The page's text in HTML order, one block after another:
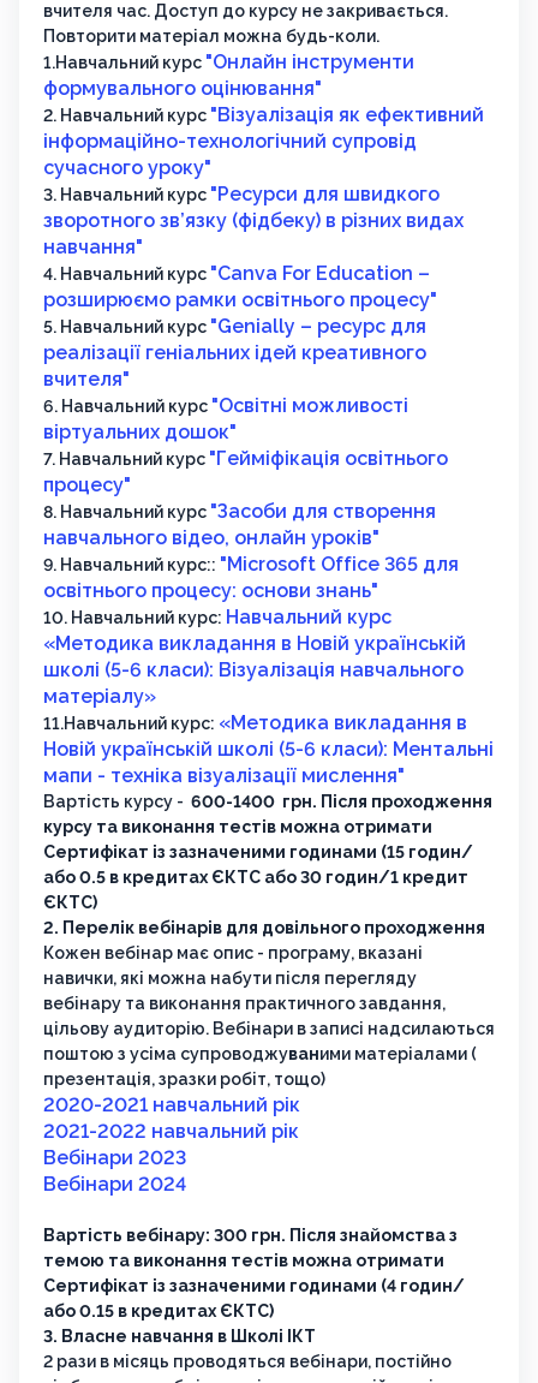
вчителя час. Доступ до курсу не закривається.
Повторити матеріал можна будь-коли.
1.Навчальний курс "Онлайн інструменти
формувального оцінювання"
2. Навчальний курс "Візуалізація як ефективний
інформаційно-технологічний супровід
сучасного уроку"
3. Навчальний курс "Ресурси для швидкого
зворотного зв’язку (фідбеку) в різних видах
навчання"
4. Навчальний курс "Canva For Education –
розширюємо рамки освітнього процесу"
5. Навчальний курс "Genially – ресурс для
реалізації геніальних ідей креативного
вчителя"
6. Навчальний курс "Освітні можливості
віртуальних дошок"
7. Навчальний курс "Гейміфікація освітнього
процесу"
8. Навчальний курс "Засоби для створення
навчального відео, онлайн уроків"
9. Навчальний курс:: "Microsoft Office 365 для
освітнього процесу: основи знань"
10. Навчальний курс: Навчальний курс
«Методика викладання в Новій українській
школі (5-6 класи): Візуалізація навчального
матеріалу»
11.Навчальний курс: «Методика викладання в
Новій українській школі (5-6 класи): Ментальні
мапи - техніка візуалізації мислення"
Вартість курсу - 600-1400 грн. Після проходження
курсу та виконання тестів можна отримати
Сертифікат із зазначеними годинами (15 годин/
або 0.5 в кредитах ЄКТС або 30 годин/1 кредит
ЄКТС)
2. Перелік вебінарів для довільного проходження
Кожен вебінар має опис - програму, вказані
навички, які можна набути після перегляду
вебінару та виконання практичного завдання,
цільову аудиторію. Вебінари в записі надсилаються
поштою з усіма супроводжуваними матеріалами (
презентація, зразки робіт, тощо)
2020-2021 навчальний рік
2021-2022 навчальний рік
Вебінари 2023
Вебінари 2024
Вартість вебінару: 300 грн. Після знайомства з
темою та виконання тестів можна отримати
Сертифікат із зазначеними годинами (4 годин/
або 0.15 в кредитах ЄКТС)
3. Власне навчання в Школі ІКТ
2 рази в місяць проводяться вебінари, постійно